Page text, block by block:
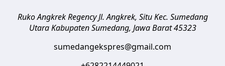
Ruko Angkrek Regency Jl. Angkrek, Situ Kec. Sumedang
Utara Kabupaten Sumedang, Jawa Barat 45323
sumedangekspres@gmail.com